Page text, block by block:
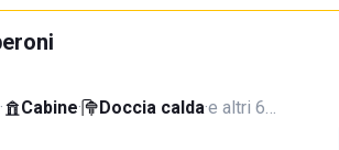
· Cabine· Doccia calda·e altri 6…